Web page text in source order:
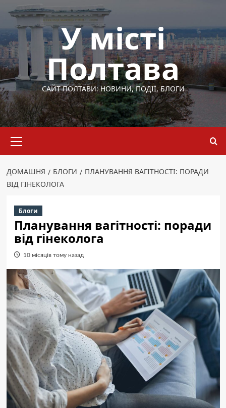
Перейти
вмісту
У місті
Полтава
САЙТ ПОЛТАВИ: НОВИНИ, ПОДІЇ, БЛОГИ
меню
ДОМАШНЯ БЛОГИ
ПЛАНУВАННЯ ВАГІТНОСТІ: ПОРАДИ
ВІД ГІНЕКОЛОГА
Блоги
Планування вагітності: поради
від гінеколога
10 місяців тому назад